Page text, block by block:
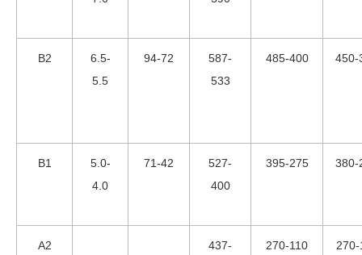
B2
6.5-
5.5
94-72
587-
533
485-400 450-
B1
5.0-
4.0
71-42
527-
400
395-275 380-
A2
437-
270-110 270-